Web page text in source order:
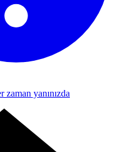
zaman yanınızda